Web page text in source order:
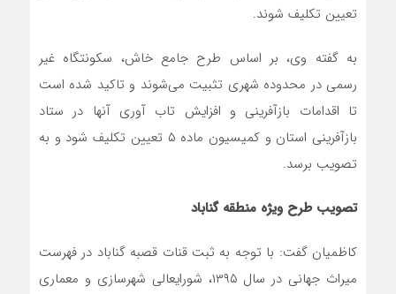
تعیین تکلیف شوند.
به گفته وی، بر اساس طرح جامع خاش، سکونتگاه غیر
رسمی در محدوده شهری تثبیت می‌شوند و تاکید شده است
تا اقدامات بازآفرینی و افزایش تاب آوری آنها در ستاد
بازآفرینی استان و کمیسیون ماده ۵ تعیین تکلیف شود و به
تصویب برسد.
تصویب طرح ویژه منطقه گناباد
کاظمیان گفت: با توجه به ثبت قنات قصبه گناباد در فهرست
میراث جهانی در سال ۱۳۹۵، شورایعالی شهرسازی و معماری